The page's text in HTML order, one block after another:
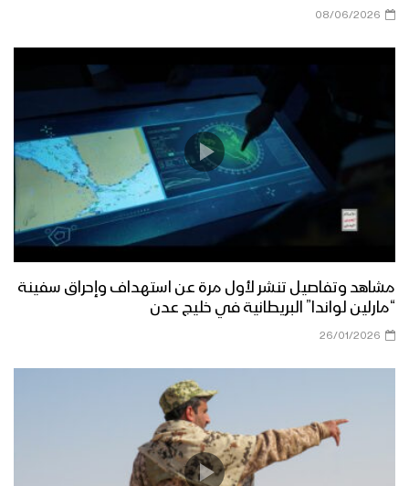
08/06/2026
مشاهد وتفاصيل تنشر لأول مرة عن استهداف وإحراق سفينة
“مارلين لواندا” البريطانية في خليج عدن
26/01/2026